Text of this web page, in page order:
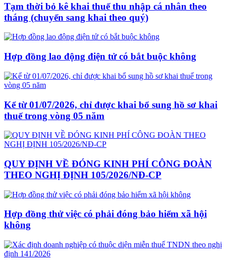
Tạm thời bỏ kê khai thuế thu nhập cá nhân theo
tháng (chuyển sang khai theo quý)
Hợp đồng lao động điện tử có bắt buộc không
Kể từ 01/07/2026, chỉ được khai bổ sung hồ sơ khai
thuế trong vòng 05 năm
QUY ĐỊNH VỀ ĐÓNG KINH PHÍ CÔNG ĐOÀN
THEO NGHỊ ĐỊNH 105/2026/NĐ-CP
Hợp đồng thử việc có phải đóng bảo hiểm xã hội
không